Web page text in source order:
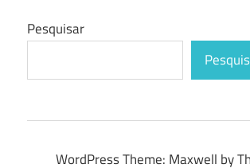
Pesquisar
WordPress Theme: Maxwell by